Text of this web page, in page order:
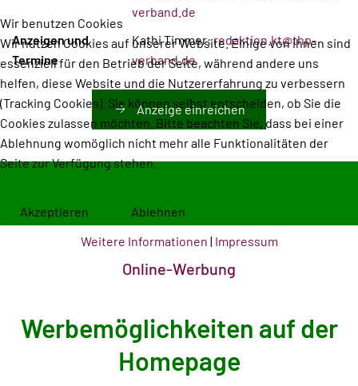
verband.de
Anzeigen und
Termine
Kathi Timmer:redaktion.kt@thp-
verband.de
Anzeige einreichen
Online-Werbung
Werbemöglichkeiten auf der
Homepage
Wir benutzen Cookies
Wir nutzen Cookies auf unserer Website. Einige von ihnen sind
essenziell für den Betrieb der Seite, während andere uns
helfen, diese Website und die Nutzererfahrung zu verbessern
(Tracking Cookies). Sie können selbst entscheiden, ob Sie die
Cookies zulassen möchten. Bitte beachten Sie, dass bei einer
Ablehnung womöglich nicht mehr alle Funktionalitäten der
Seite zur Verfügung stehen.
Akzeptieren
Ablehnen
Weitere Informationen | Impressum